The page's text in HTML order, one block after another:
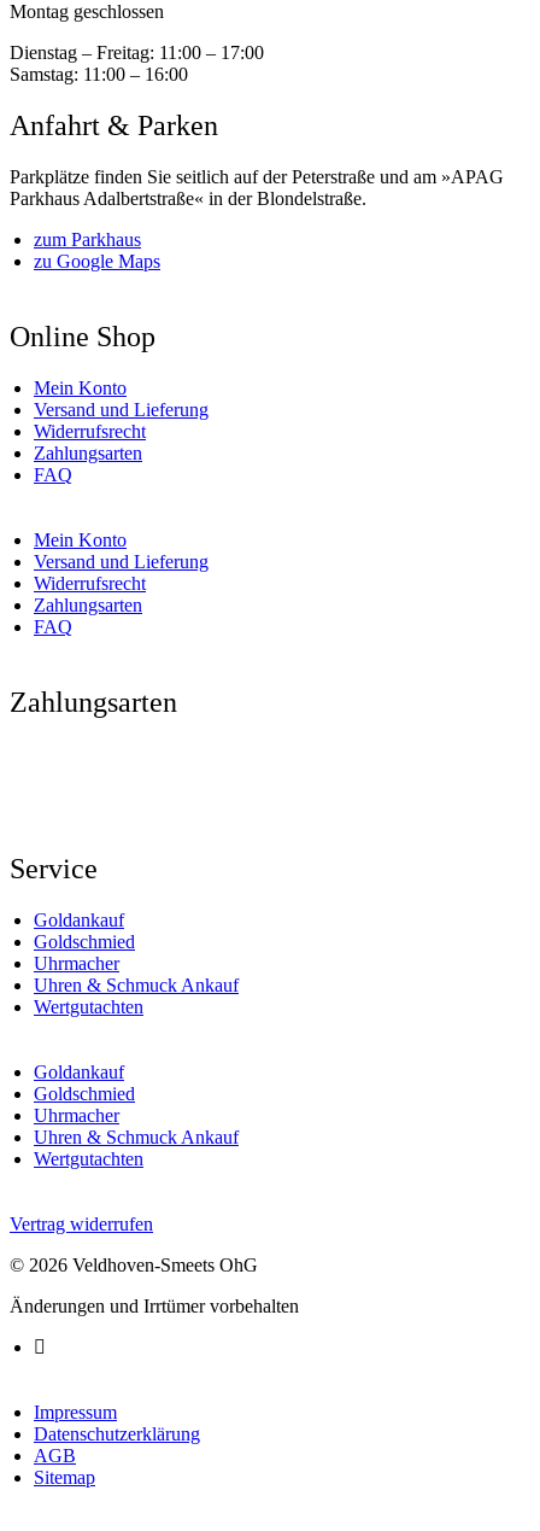
Montag geschlossen
Dienstag – Freitag: 11:00 – 17:00
Samstag: 11:00 – 16:00
Anfahrt & Parken
Parkplätze finden Sie seitlich auf der Peterstraße und am »APAG
Parkhaus Adalbertstraße« in der Blondelstraße.
zum Parkhaus
zu Google Maps
Online Shop
Mein Konto
Versand und Lieferung
Widerrufsrecht
Zahlungsarten
FAQ
Mein Konto
Versand und Lieferung
Widerrufsrecht
Zahlungsarten
FAQ
Zahlungsarten
Service
Goldankauf
Goldschmied
Uhrmacher
Uhren & Schmuck Ankauf
Wertgutachten
Goldankauf
Goldschmied
Uhrmacher
Uhren & Schmuck Ankauf
Wertgutachten
Vertrag widerrufen
© 2026 Veldhoven-Smeets OhG
Änderungen und Irrtümer vorbehalten
Impressum
Datenschutzerklärung
AGB
Sitemap